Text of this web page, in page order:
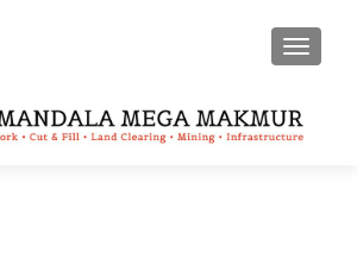
MENU